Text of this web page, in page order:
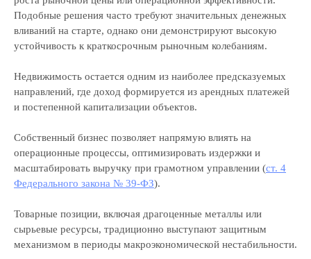
Подобные решения часто требуют значительных денежных
вливаний на старте, однако они демонстрируют высокую
устойчивость к краткосрочным рыночным колебаниям.
Недвижимость остается одним из наиболее предсказуемых
направлений, где доход формируется из арендных платежей
и постепенной капитализации объектов.
Собственный бизнес позволяет напрямую влиять на
операционные процессы, оптимизировать издержки и
масштабировать выручку при грамотном управлении (ст. 4
Федерального закона № 39-ФЗ).
Товарные позиции, включая драгоценные металлы или
сырьевые ресурсы, традиционно выступают защитным
механизмом в периоды макроэкономической нестабильности.